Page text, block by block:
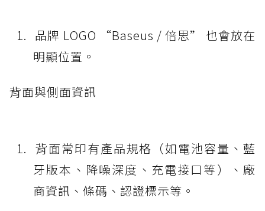
品牌 LOGO “Baseus / 倍思” 也會放在
明顯位置。
背面與側面資訊
背面常印有產品規格（如電池容量、藍
牙版本、降噪深度、充電接口等）、廠
商資訊、條碼、認證標示等。